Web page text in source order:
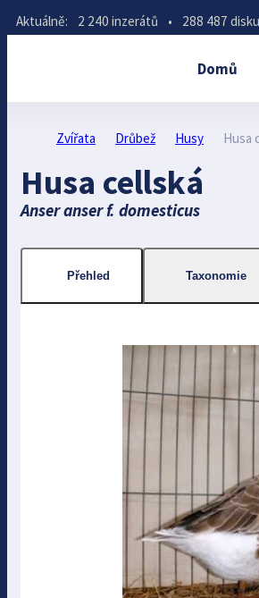
Aktuálně: 2 240 inzerátů • 288 487
Domů
Zvířata Drůbež Husy Husa
Husa cellská
Anser anser f. domesticus
Přehled Taxonomie